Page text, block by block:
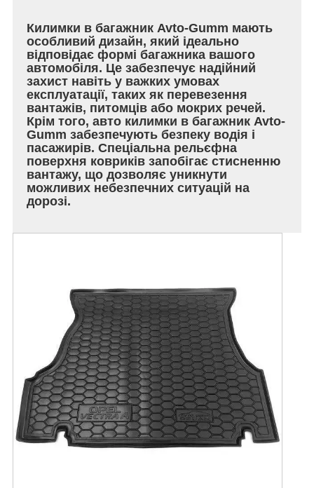
Килимки в багажник Avto-Gumm мають
особливий дизайн, який ідеально
відповідає формі багажника вашого
автомобіля. Це забезпечує надійний
захист навіть у важких умовах
експлуатації, таких як перевезення
вантажів, питомців або мокрих речей.
Крім того, авто килимки в багажник Avto-
Gumm забезпечують безпеку водія і
пасажирів. Спеціальна рельєфна
поверхня ковриків запобігає стисненню
вантажу, що дозволяє уникнути
можливих небезпечних ситуацій на
дорозі.